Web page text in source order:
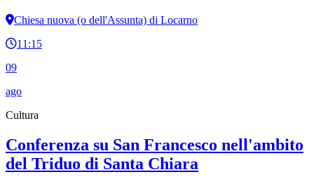
Chiesa nuova (o dell'Assunta) di Locarno
11:15
09
ago
Cultura
Conferenza su San Francesco nell'ambito
del Triduo di Santa Chiara